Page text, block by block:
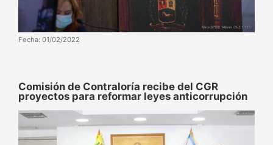
Fecha: 01/02/2022
Comisión de Contraloría recibe del CGR
proyectos para reformar leyes anticorrupción